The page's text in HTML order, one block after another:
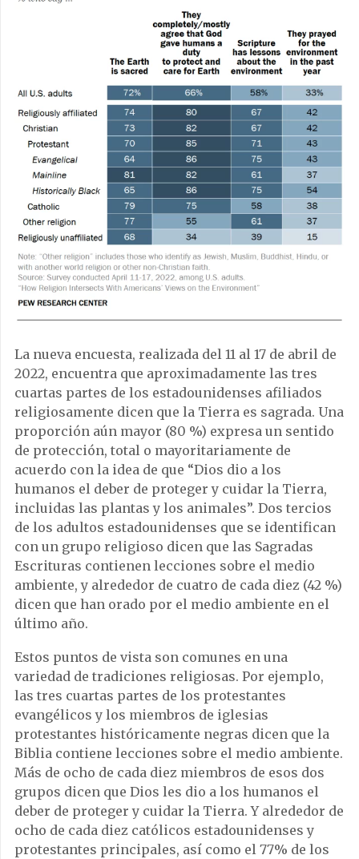
La nueva encuesta, realizada del 11 al 17 de abril de
2022, encuentra que aproximadamente las tres
cuartas partes de los estadounidenses afiliados
religiosamente dicen que la Tierra es sagrada. Una
proporción aún mayor (80 %) expresa un sentido
de protección, total o mayoritariamente de
acuerdo con la idea de que “Dios dio a los
humanos el deber de proteger y cuidar la Tierra,
incluidas las plantas y los animales”. Dos tercios
de los adultos estadounidenses que se identifican
con un grupo religioso dicen que las Sagradas
Escrituras contienen lecciones sobre el medio
ambiente, y alrededor de cuatro de cada diez (42 %)
dicen que han orado por el medio ambiente en el
último año.
Estos puntos de vista son comunes en una
variedad de tradiciones religiosas. Por ejemplo,
las tres cuartas partes de los protestantes
evangélicos y los miembros de iglesias
protestantes históricamente negras dicen que la
Biblia contiene lecciones sobre el medio ambiente.
Más de ocho de cada diez miembros de esos dos
grupos dicen que Dios les dio a los humanos el
deber de proteger y cuidar la Tierra. Y alrededor de
ocho de cada diez católicos estadounidenses y
protestantes principales, así como el 77% de los